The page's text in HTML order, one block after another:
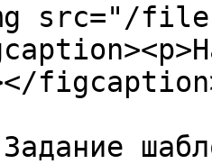
src="/